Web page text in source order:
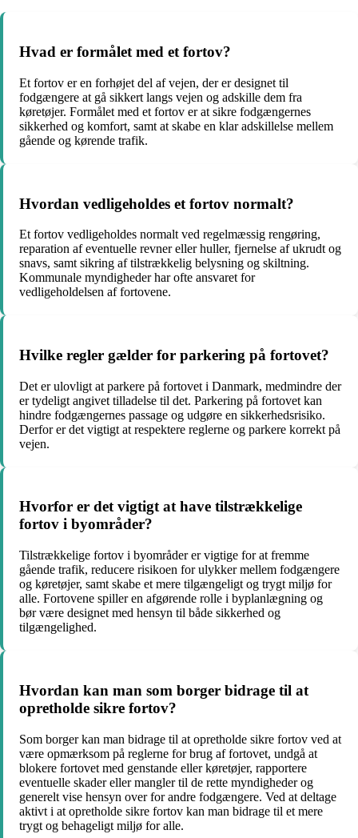
Hvad er formålet med et fortov?
Et fortov er en forhøjet del af vejen, der er designet til
fodgængere at gå sikkert langs vejen og adskille dem fra
køretøjer. Formålet med et fortov er at sikre fodgængernes
sikkerhed og komfort, samt at skabe en klar adskillelse mellem
gående og kørende trafik.
Hvordan vedligeholdes et fortov normalt?
Et fortov vedligeholdes normalt ved regelmæssig rengøring,
reparation af eventuelle revner eller huller, fjernelse af ukrudt og
snavs, samt sikring af tilstrækkelig belysning og skiltning.
Kommunale myndigheder har ofte ansvaret for
vedligeholdelsen af fortovene.
Hvilke regler gælder for parkering på fortovet?
Det er ulovligt at parkere på fortovet i Danmark, medmindre der
er tydeligt angivet tilladelse til det. Parkering på fortovet kan
hindre fodgængernes passage og udgøre en sikkerhedsrisiko.
Derfor er det vigtigt at respektere reglerne og parkere korrekt på
vejen.
Hvorfor er det vigtigt at have tilstrækkelige
fortov i byområder?
Tilstrækkelige fortov i byområder er vigtige for at fremme
gående trafik, reducere risikoen for ulykker mellem fodgængere
og køretøjer, samt skabe et mere tilgængeligt og trygt miljø for
alle. Fortovene spiller en afgørende rolle i byplanlægning og
bør være designet med hensyn til både sikkerhed og
tilgængelighed.
Hvordan kan man som borger bidrage til at
opretholde sikre fortov?
Som borger kan man bidrage til at opretholde sikre fortov ved at
være opmærksom på reglerne for brug af fortovet, undgå at
blokere fortovet med genstande eller køretøjer, rapportere
eventuelle skader eller mangler til de rette myndigheder og
generelt vise hensyn over for andre fodgængere. Ved at deltage
aktivt i at opretholde sikre fortov kan man bidrage til et mere
trygt og behageligt miljø for alle.